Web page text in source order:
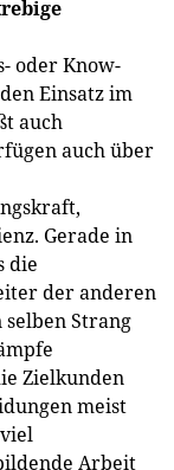
oder Know-
Einsatz im
auch
auch über
Gerade in
die
der anderen
selben Strang
Zielkunden
meist
Arbeit